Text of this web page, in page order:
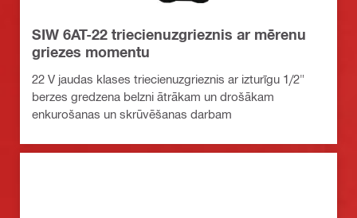
SIW 6AT-22 triecienuzgrieznis ar mērenu
griezes momentu
22 V jaudas klases triecienuzgrieznis ar izturīgu 1/2"
berzes gredzena belzni ātrākam un drošākam
enkurošanas un skrūvēšanas darbam